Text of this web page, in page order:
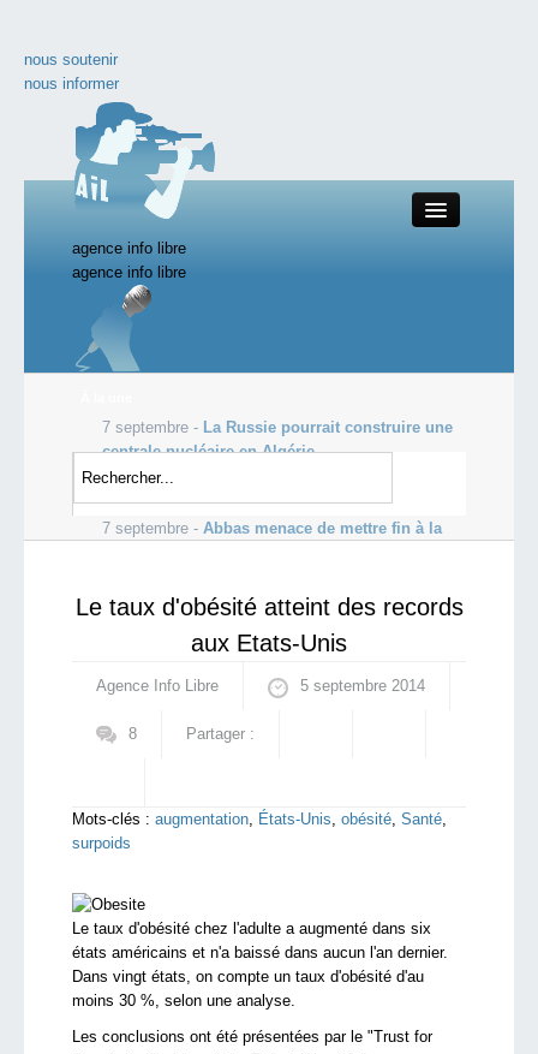
nous soutenir
nous informer
agence info libre
Close
nos productions
toute l'actualité
les vidéos incontournables
agence info libre
7 septembre - La Russie pourrait construire une
centrale nucléaire en Algérie
7 septembre -
plateau du Golan
7 septembre - Abbas menace de mettre fin à la
Le taux d'obésité atteint des records
aux Etats-Unis
Agence Info Libre 5 septembre 2014
8 Partager :
Mots-clés : augmentation, États-Unis, obésité, Santé,
surpoids
L e taux d'obésité chez l'adulte a augmenté dans six
états américains et n'a baissé dans aucun l'an dernier.
Dans vingt états, on compte un taux d'obésité d'au
moins 30 %, selon une analyse
Les conclusions ont été présentées par le "Trust for